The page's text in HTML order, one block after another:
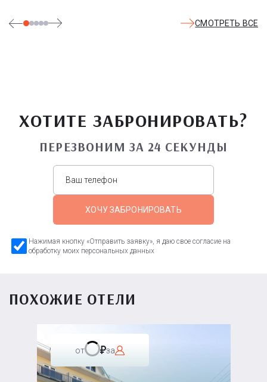
СМОТРЕТЬ ВСЕ
ХОТИТЕ ЗАБРОНИРОВАТЬ?
ПЕРЕЗВОНИМ ЗА 24 СЕКУНДЫ
ХОЧУ ЗАБРОНИРОВАТЬ
Нажимая кнопку «Отправить заявку», я даю свое согласие на
обработку моих персональных данных
ПОХОЖИЕ ОТЕЛИ
от за